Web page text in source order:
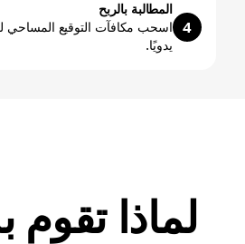
4
المطالبة بالربح
يدويًا.
لماذا تقوم